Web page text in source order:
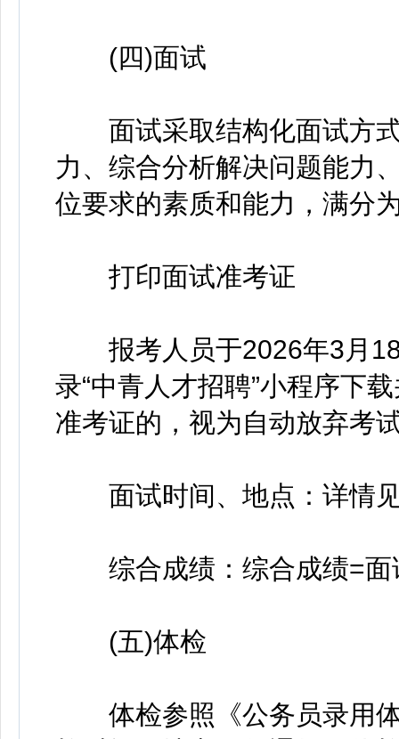
(四)面试
面试采取结构化面试方式
力、综合分析解决问题能力
位要求的素质和能力，满分
打印面试准考证
报考人员于2026年3月18
录“中青人才招聘”小程序下
准考证的，视为自动放弃考
面试时间、地点：详情
综合成绩：综合成绩=面
(五)体检
体检参照《公务员录用体